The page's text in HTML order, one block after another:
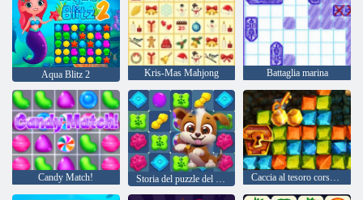
Aqua Blitz 2 Kris-Mas Mahjong Battaglia marina
Candy Match! Caccia al tesoro corsa all'oro